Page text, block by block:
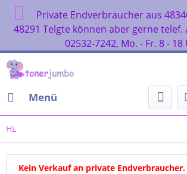
Private Endverbraucher
48291 Telgte können aber
02532-7242, Mo. -
Menü
HL
Kein Verkauf an private Endverbraucher.